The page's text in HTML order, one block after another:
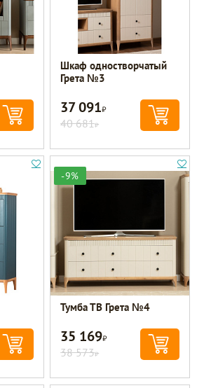
Шкаф одностворчатый
Грета №3
37 091Р
40 681Р
-9%
Тумба ТВ Грета №4
35 169Р
38 573Р